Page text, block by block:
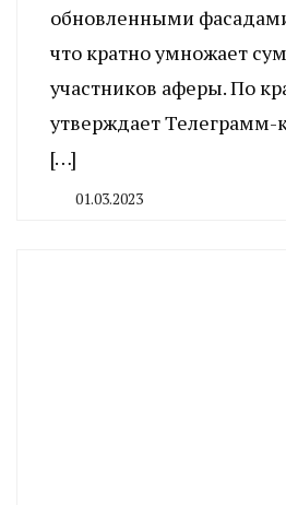
обновленными
что кратно умножает
участников аферы. По
утверждает Телеграмм-
[…]
01.03.2023